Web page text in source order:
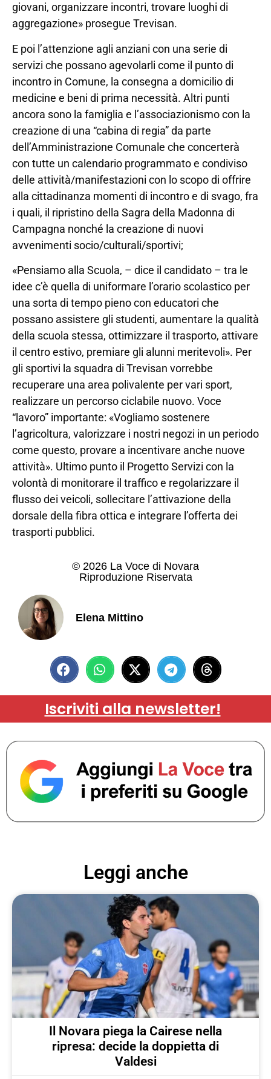
giovani, organizzare incontri, trovare luoghi di
aggregazione» prosegue Trevisan.
E poi l’attenzione agli anziani con una serie di
servizi che possano agevolarli come il punto di
incontro in Comune, la consegna a domicilio di
medicine e beni di prima necessità. Altri punti
ancora sono la famiglia e l’associazionismo con la
creazione di una “cabina di regia” da parte
dell’Amministrazione Comunale che concerterà
con tutte un calendario programmato e condiviso
delle attività/manifestazioni con lo scopo di offrire
alla cittadinanza momenti di incontro e di svago, fra
i quali, il ripristino della Sagra della Madonna di
Campagna nonché la creazione di nuovi
avvenimenti socio/culturali/sportivi;
«Pensiamo alla Scuola, – dice il candidato – tra le
idee c’è quella di uniformare l’orario scolastico per
una sorta di tempo pieno con educatori che
possano assistere gli studenti, aumentare la qualità
della scuola stessa, ottimizzare il trasporto, attivare
il centro estivo, premiare gli alunni meritevoli». Per
gli sportivi la squadra di Trevisan vorrebbe
recuperare una area polivalente per vari sport,
realizzare un percorso ciclabile nuovo. Voce
“lavoro” importante: «Vogliamo sostenere
l’agricoltura, valorizzare i nostri negozi in un periodo
come questo, provare a incentivare anche nuove
attività». Ultimo punto il Progetto Servizi con la
volontà di monitorare il traffico e regolarizzare il
flusso dei veicoli, sollecitare l’attivazione della
dorsale della fibra ottica e integrare l’offerta dei
trasporti pubblici.
© 2026 La Voce di Novara
Riproduzione Riservata
Elena Mittino
Iscriviti alla newsletter!
Leggi anche
Il Novara piega la Cairese nella
ripresa: decide la doppietta di
Valdesi